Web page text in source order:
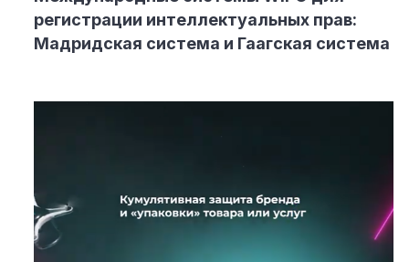
регистрации интеллектуальных прав:
Мадридская система и Гаагская система